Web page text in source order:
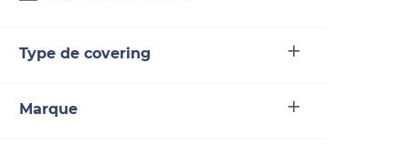
Type de covering
Marque